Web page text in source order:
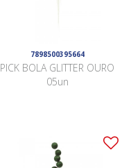
7898500395664
PICK BOLA GLITTER OURO
05un